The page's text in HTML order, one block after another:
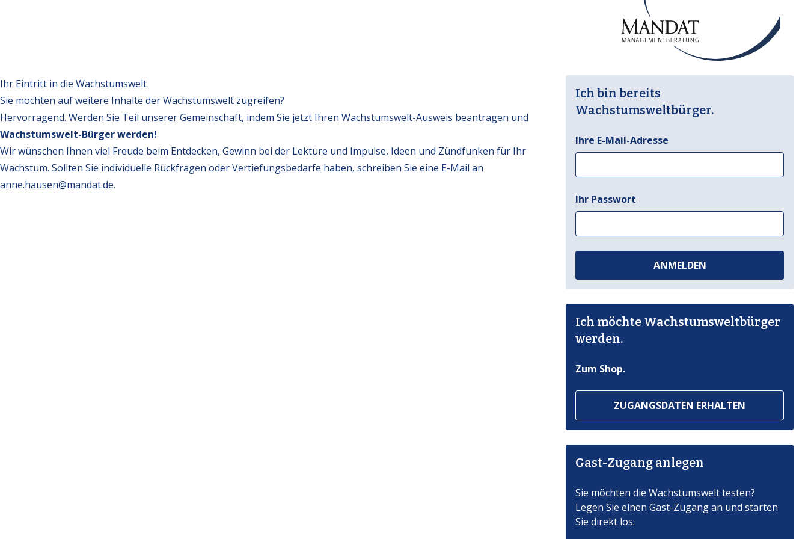
Ihr Eintritt in die Wachstumswelt
Sie möchten auf weitere Inhalte der Wachstumswelt zugreifen?
Hervorragend. Werden Sie Teil unserer Gemeinschaft, indem Sie jetzt Ihren Wachstumswelt-Ausweis beantragen und
Wachstumswelt-Bürger werden!
Wir wünschen Ihnen viel Freude beim Entdecken, Gewinn bei der Lektüre und Impulse, Ideen und Zündfunken für Ihr
Wachstum. Sollten Sie individuelle Rückfragen oder Vertiefungsbedarfe haben, schreiben Sie eine E-Mail an
anne.hausen@mandat.de.
Ich bin bereits
Wachstumsweltbürger.
Ihre E-Mail-Adresse
Ihr Passwort
ANMELDEN
Ich möchte Wachstumsweltbürger
werden.
Zum Shop.
ZUGANGSDATEN ERHALTEN
Gast-Zugang anlegen
Sie möchten die Wachstumswelt testen?
Legen Sie einen Gast-Zugang an und starten
Sie direkt los.